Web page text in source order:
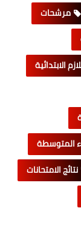
مرشحات
الابتدائية
المتوسطة
نتائج الامتحانات